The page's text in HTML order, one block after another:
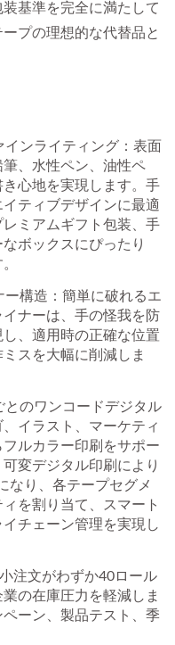
基準を完全に満たして
プの理想的な代替品と
ンライティング：表面
、水性ペン、油性ペ
心地を実現します。手
ティブデザインに最適
ミアムギフト包装、手
ボックスにぴったり
構造：簡単に破れるエ
ナーは、手の怪我を防
、適用時の正確な位置
スを大幅に削減しま
のワンコードデジタル
イラスト、マーケティ
ルカラー印刷をサポー
変デジタル印刷により
なり、各テープセグメ
を割り当て、スマート
チェーン管理を実現し
注文がわずか40ロール
の在庫圧力を軽減しま
ーン、製品テスト、季